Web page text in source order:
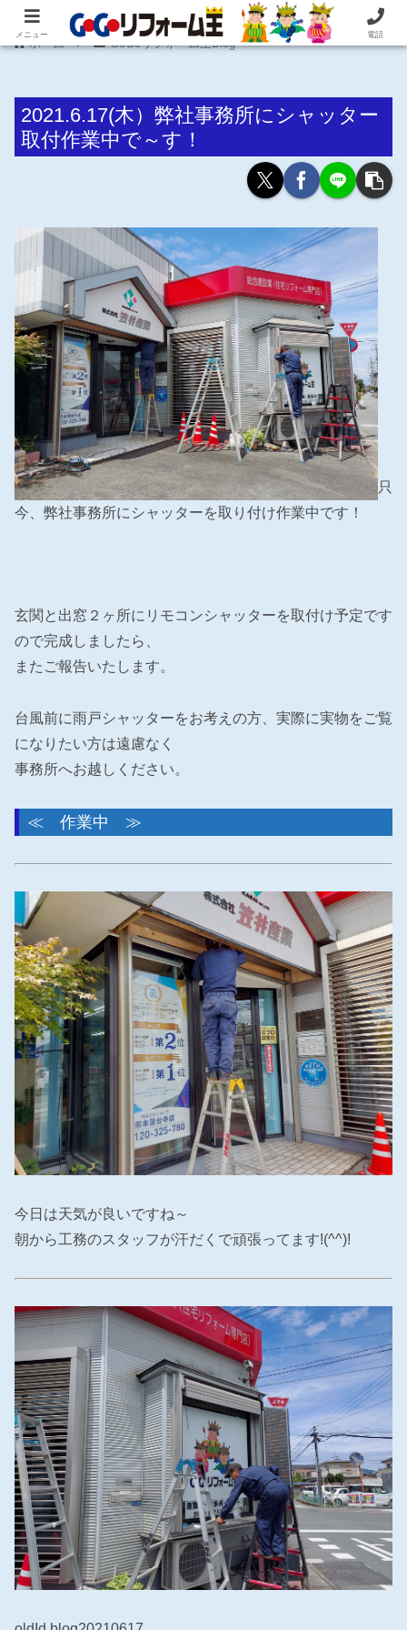
住まいの困ったを即解決！住宅リフォーム専門 株式会社 笠井産業
ホーム GoGoリフォーム王Blog
2021.6.17(木）弊社事務所にシャッター
取付作業中で～す！
只
今、弊社事務所にシャッターを取り付け作業中です！
玄関と出窓２ヶ所にリモコンシャッターを取付け予定です
ので完成しましたら、
またご報告いたします。
台風前に雨戸シャッターをお考えの方、実際に実物をご覧
になりたい方は遠慮なく
事務所へお越しください。
≪ 作業中 ≫
今日は天気が良いですね～
朝から工務のスタッフが汗だくで頑張ってます!(^^)!
メニュー 電話